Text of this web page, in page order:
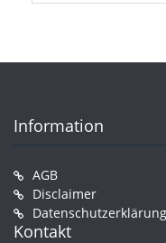
Information
AGB
Disclaimer
Datenschutzerklärung
Kontakt